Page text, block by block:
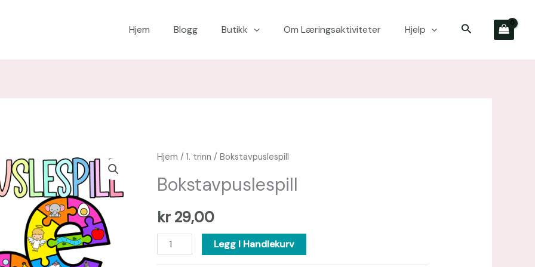
Hjem Blogg Butikk Om Læringsaktiviteter Hjelp Søk
Hjem /1. trinn / Bokstavpuslespill
Bokstavpuslespill
kr 29,00
Bokstavpuslespill
Legg I Handlekurv